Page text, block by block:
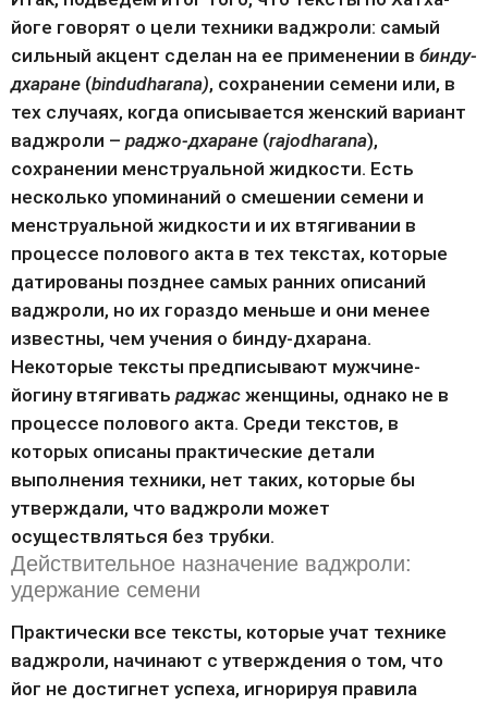
йоге говорят о цели техники ваджроли: самый
сильный акцент сделан на ее применении в бинду-
дхаране (bindudharana), сохранении семени или, в
тех случаях, когда описывается женский вариант
ваджроли – раджо-дхаране (rajodharana),
сохранении менструальной жидкости. Есть
несколько упоминаний о смешении семени и
менструальной жидкости и их втягивании в
процессе полового акта в тех текстах, которые
датированы позднее самых ранних описаний
ваджроли, но их гораздо меньше и они менее
известны, чем учения о бинду-дхарана.
Некоторые тексты предписывают мужчине-
йогину втягивать раджас женщины, однако не в
процессе полового акта. Среди текстов, в
которых описаны практические детали
выполнения техники, нет таких, которые бы
утверждали, что ваджроли может
осуществляться без трубки.
Действительное назначение ваджроли:
удержание семени
Практически все тексты, которые учат технике
ваджроли, начинают с утверждения о том, что
йог не достигнет успеха, игнорируя правила